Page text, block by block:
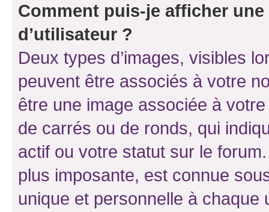
Comment puis-je afficher
d’utilisateur ?
Deux types d’images, visibles
peuvent être associés à votre
être une image associée à
de carrés ou de ronds, qui
actif ou votre statut sur le
plus imposante, est connue
unique et personnelle à chaque